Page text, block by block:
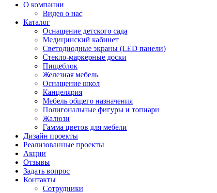
О компании
Видео о нас
Каталог
Оснащение детского сада
Медицинский кабинет
Светодиодные экраны (LED панели)
Стекло-маркерные доски
Пищеблок
Железная мебель
Оснащение школ
Канцелярия
Мебель общего назначения
Полигональные фигуры и топиари
Жалюзи
Гамма цветов для мебели
Дизайн проекты
Реализованные проекты
Акции
Отзывы
Задать вопрос
Контакты
Сотрудники